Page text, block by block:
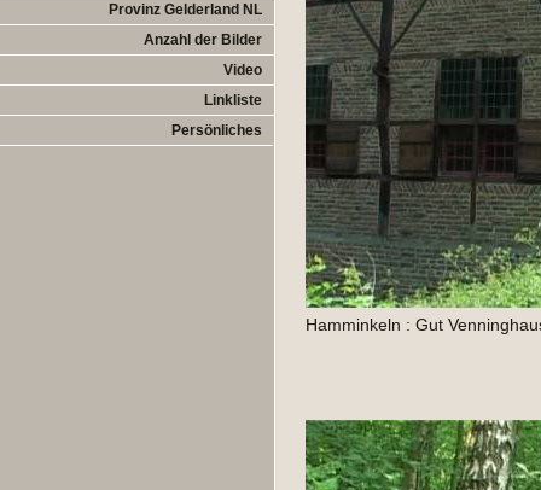
Provinz Gelderland NL
Anzahl der Bilder
Video
Linkliste
Persönliches
Hamminkeln : Gut